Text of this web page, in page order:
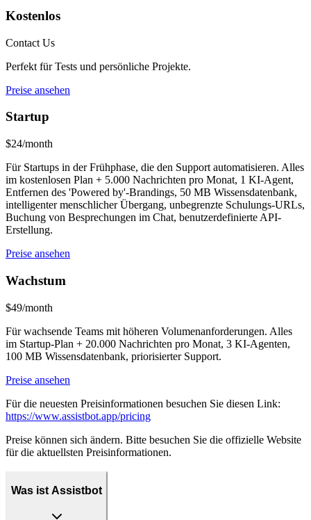
Kostenlos
Contact Us
Perfekt für Tests und persönliche Projekte.
Preise ansehen
Startup
$24/month
Für Startups in der Frühphase, die den Support automatisieren. Alles
im kostenlosen Plan + 5.000 Nachrichten pro Monat, 1 KI-Agent,
Entfernen des 'Powered by'-Brandings, 50 MB Wissensdatenbank,
intelligenter menschlicher Übergang, unbegrenzte Schulungs-URLs,
Buchung von Besprechungen im Chat, benutzerdefinierte API-
Erstellung.
Preise ansehen
Wachstum
$49/month
Für wachsende Teams mit höheren Volumenanforderungen. Alles
im Startup-Plan + 20.000 Nachrichten pro Monat, 3 KI-Agenten,
100 MB Wissensdatenbank, priorisierter Support.
Preise ansehen
Für die neuesten Preisinformationen besuchen Sie diesen Link:
https://www.assistbot.app/pricing
Preise können sich ändern. Bitte besuchen Sie die offizielle Website
für die aktuellsten Preisinformationen.
Was ist Assistbot